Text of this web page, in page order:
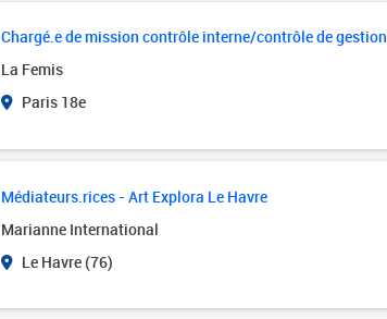
Chargé.e de mission contrôle interne/contrôle de gestion
La Femis
Paris 18e
Médiateurs.rices - Art Explora Le Havre
Marianne International
Le Havre (76)